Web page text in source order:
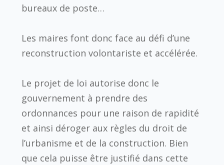
bureaux de poste…
Les maires font donc face au défi d’une
reconstruction volontariste et accélérée.
Le projet de loi autorise donc le
gouvernement à prendre des
ordonnances pour une raison de rapidité
et ainsi déroger aux règles du droit de
l’urbanisme et de la construction. Bien
que cela puisse être justifié dans cette